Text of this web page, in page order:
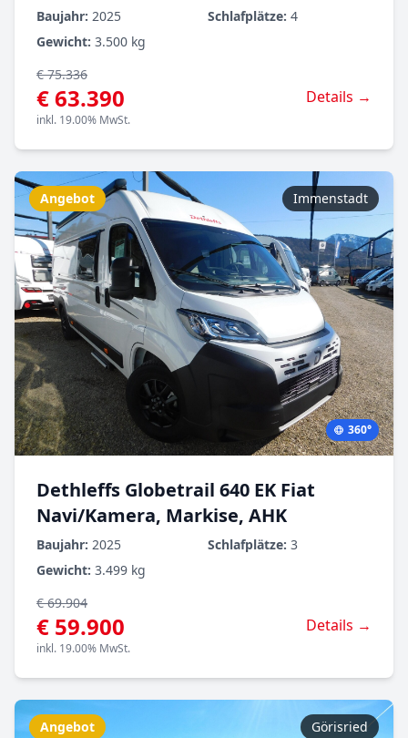
Baujahr: 2025 Schlafplätze: 4
Gewicht: 3.500 kg
€ 75.336
€ 63.390
inkl. 19.00% MwSt.
Details →
Angebot Immenstadt
360°
Dethleffs Globetrail 640 EK Fiat
Navi/Kamera, Markise, AHK
Baujahr: 2025 Schlafplätze: 3
Gewicht: 3.499 kg
€ 69.904
€ 59.900
inkl. 19.00% MwSt.
Details →
Angebot Görisried